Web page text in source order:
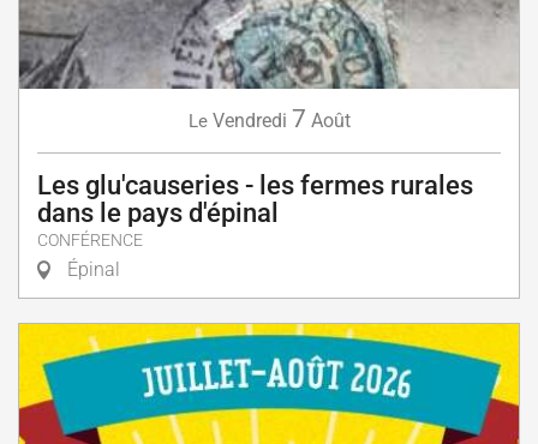
Le Vendredi 7 Août
Les glu'causeries - les fermes rurales
dans le pays d'épinal
CONFÉRENCE
Épinal